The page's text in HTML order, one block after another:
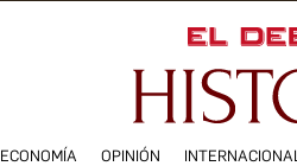
ECONOMÍA OPINIÓN INTERNACIONAL